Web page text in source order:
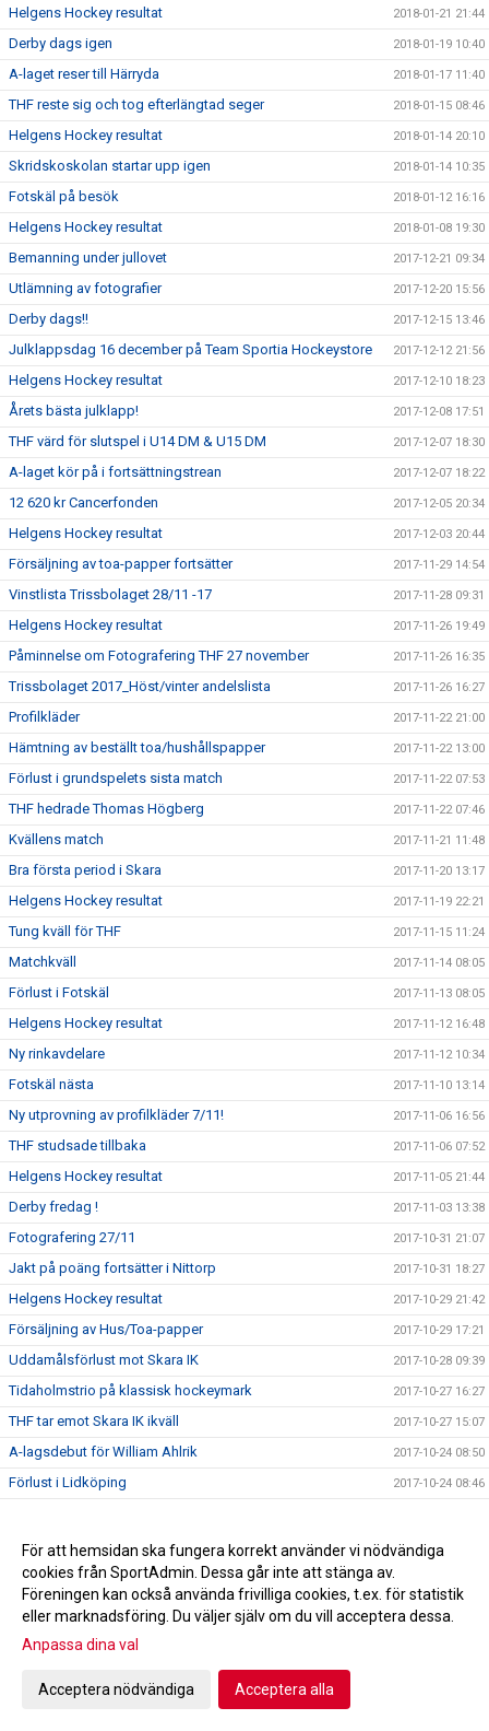
Helgens Hockey resultat 2018-01-21 21:44
Derby dags igen 2018-01-19 10:40
A-laget reser till Härryda 2018-01-17 11:40
THF reste sig och tog efterlängtad seger 2018-01-15 08:46
Helgens Hockey resultat 2018-01-14 20:10
Skridskoskolan startar upp igen 2018-01-14 10:35
Fotskäl på besök 2018-01-12 16:16
Helgens Hockey resultat 2018-01-08 19:30
Bemanning under jullovet 2017-12-21 09:34
Utlämning av fotografier 2017-12-20 15:56
Derby dags!! 2017-12-15 13:46
Julklappsdag 16 december på Team Sportia Hockeystore 2017-12-12 21:56
Helgens Hockey resultat 2017-12-10 18:23
Årets bästa julklapp! 2017-12-08 17:51
THF värd för slutspel i U14 DM & U15 DM 2017-12-07 18:30
A-laget kör på i fortsättningstrean 2017-12-07 18:22
12 620 kr Cancerfonden 2017-12-05 20:34
Helgens Hockey resultat 2017-12-03 20:44
Försäljning av toa-papper fortsätter 2017-11-29 14:54
Vinstlista Trissbolaget 28/11 -17 2017-11-28 09:31
Helgens Hockey resultat 2017-11-26 19:49
Påminnelse om Fotografering THF 27 november 2017-11-26 16:35
Trissbolaget 2017_Höst/vinter andelslista 2017-11-26 16:27
Profilkläder 2017-11-22 21:00
Hämtning av beställt toa/hushållspapper 2017-11-22 13:00
Förlust i grundspelets sista match 2017-11-22 07:53
THF hedrade Thomas Högberg 2017-11-22 07:46
Kvällens match 2017-11-21 11:48
Bra första period i Skara 2017-11-20 13:17
Helgens Hockey resultat 2017-11-19 22:21
Tung kväll för THF 2017-11-15 11:24
Matchkväll 2017-11-14 08:05
Förlust i Fotskäl 2017-11-13 08:05
Helgens Hockey resultat 2017-11-12 16:48
Ny rinkavdelare 2017-11-12 10:34
Fotskäl nästa 2017-11-10 13:14
Ny utprovning av profilkläder 7/11! 2017-11-06 16:56
THF studsade tillbaka 2017-11-06 07:52
Helgens Hockey resultat 2017-11-05 21:44
Derby fredag ! 2017-11-03 13:38
Fotografering 27/11 2017-10-31 21:07
Jakt på poäng fortsätter i Nittorp 2017-10-31 18:27
Helgens Hockey resultat 2017-10-29 21:42
Försäljning av Hus/Toa-papper 2017-10-29 17:21
Uddamålsförlust mot Skara IK 2017-10-28 09:39
Tidaholmstrio på klassisk hockeymark 2017-10-27 16:27
THF tar emot Skara IK ikväll 2017-10-27 15:07
A-lagsdebut för William Ahlrik 2017-10-24 08:50
Förlust i Lidköping 2017-10-24 08:46
A-laget spelar borta mot HC Lidköping 2017-10-20 10:43
Trissbolaget!!! 2017-10-18 22:10
Seger i hemmapremiären!
Hus/Toa-pappers försäljning höst 2017
Skridskoskolan och hockeyskolan
För att hemsidan ska fungera korrekt använder vi nödvändiga
cookies från SportAdmin. Dessa går inte att stänga av.
Föreningen kan också använda frivilliga cookies, t.ex. för statistik
eller marknadsföring. Du väljer själv om du vill acceptera dessa.
Anpassa dina val
Acceptera nödvändiga Acceptera alla